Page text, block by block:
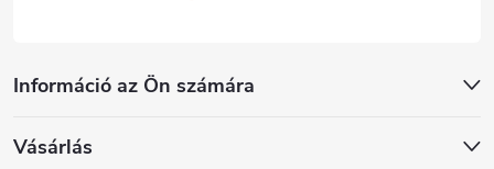
Információ az Ön számára
Vásárlás